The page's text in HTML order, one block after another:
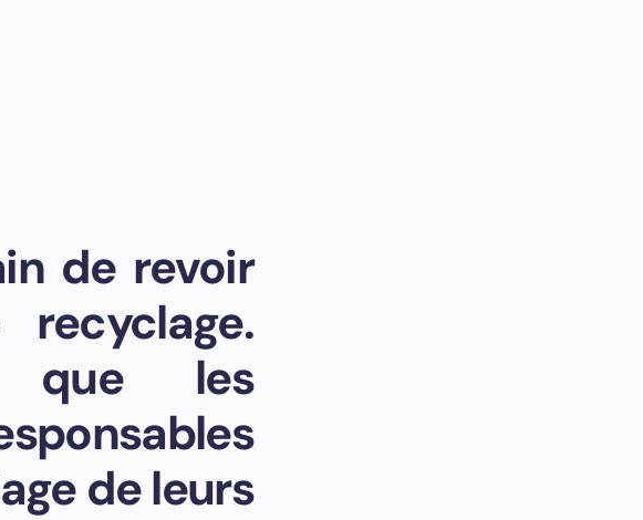
de revoir
que les
de leurs